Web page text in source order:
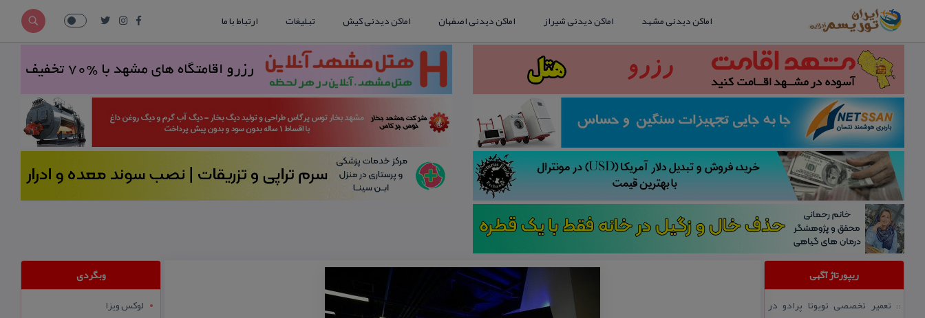
اماکن دیدنی مشهد اماکن دیدنی شیراز اماکن دیدنی اصفهان اماکن دیدنی کیش تبلیغات ارتباط با ما
ریپورتاژ آگهی
:: تعمیر تخصصی تویوتا پرادو در
وبگردی
لوکس ویزا